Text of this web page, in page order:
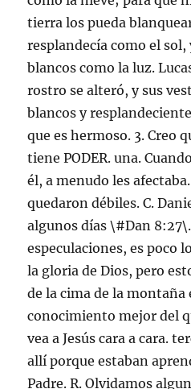
tierra los pueda
resplandecía como el sol,
blancos como la luz.
rostro se alteró, y sus
blancos y
que es hermoso. 3. Creo
tiene PODER. una.
él, a menudo les
quedaron débiles. C.
algunos días \#Dan
especulaciones, es poco
la gloria de Dios, pero
de la cima de la montaña
conocimiento mejor del
vea a Jesús cara a cara.
allí porque estaban
Padre. R. Olvidamos